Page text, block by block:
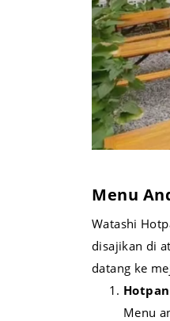
Menu
Watashi
disajikan di
datang ke
Menu